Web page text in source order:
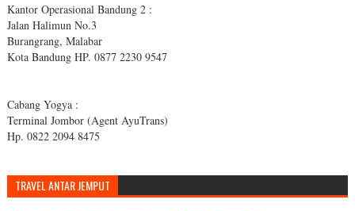
Kantor Operasional Bandung 2 :
Jalan Halimun No.3
Burangrang, Malabar
Kota Bandung HP. 0877 2230 9547
Cabang Yogya :
Terminal Jombor (Agent AyuTrans)
Hp. 0822 2094 8475
TRAVEL ANTAR JEMPUT